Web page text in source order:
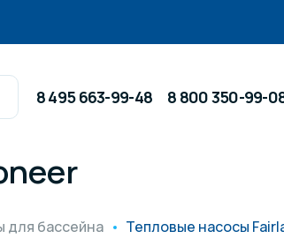
для
8 495 663-99-48 8 800 350-99-
для бассейна Тепловые насосы